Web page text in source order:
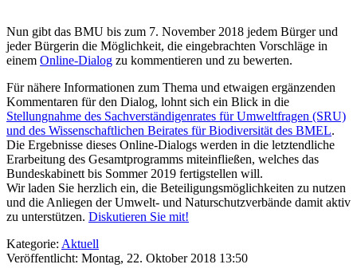
Nun gibt das BMU bis zum 7. November 2018 jedem Bürger und
jeder Bürgerin die Möglichkeit, die eingebrachten Vorschläge in
einem Online-Dialog zu kommentieren und zu bewerten.
Für nähere Informationen zum Thema und etwaigen ergänzenden
Kommentaren für den Dialog, lohnt sich ein Blick in die
Stellungnahme des Sachverständigenrates für Umweltfragen (SRU)
und des Wissenschaftlichen Beirates für Biodiversität des BMEL.
Die Ergebnisse dieses Online-Dialogs werden in die letztendliche
Erarbeitung des Gesamtprogramms miteinfließen, welches das
Bundeskabinett bis Sommer 2019 fertigstellen will.
Wir laden Sie herzlich ein, die Beteiligungsmöglichkeiten zu nutzen
und die Anliegen der Umwelt- und Naturschutzverbände damit aktiv
zu unterstützen. Diskutieren Sie mit!
Kategorie: Aktuell
Veröffentlicht: Montag, 22. Oktober 2018 13:50